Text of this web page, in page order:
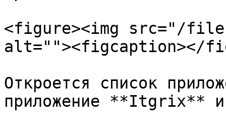
<figure><img src="/
alt=""><figcaption></
Откроется список
приложение **Itgrix** и